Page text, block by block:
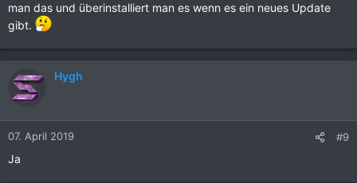
man das und überinstalliert man es wenn es ein neues Update
gibt.
Hygh
07. April 2019 #9
Ja